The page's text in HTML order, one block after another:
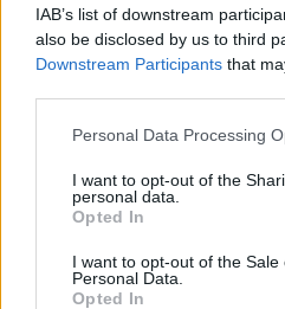
IAB’s list of downstream
also be disclosed by us to third
Downstream Participants that
Personal Data Processing
I want to opt-out of the
personal data.
Opted In
I want to opt-out of the Sale
Personal Data.
Opted In
Partager le
Web et les